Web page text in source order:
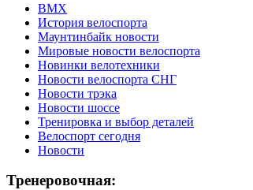
ВМХ
История велоспорта
Маунтинбайк новости
Мировые новости велоспорта
Новинки велотехники
Новости велоспорта СНГ
Новости трэка
Новости шоссе
Тренировка и выбор деталей
Велоспорт сегодня
Новости
Тренеровочная: